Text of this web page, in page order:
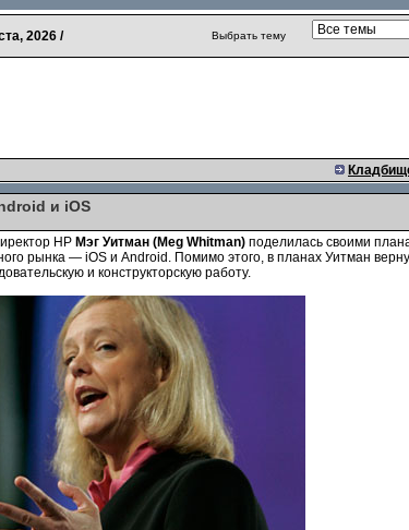
2026 / Выбрать тему
и iOS
HP Мэг Уитман (Meg Whitman) поделилась своими
рынка — iOS и Android. Помимо этого, в планах Уитман
и конструкторскую работу.